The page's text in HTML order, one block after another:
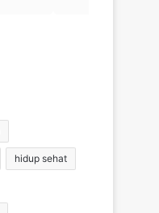
hidup sehat